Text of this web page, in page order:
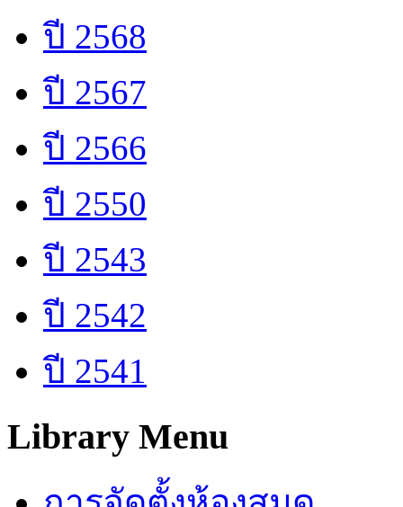
ปี 2568
ปี 2567
ปี 2566
ปี 2550
ปี 2543
ปี 2542
ปี 2541
Library Menu